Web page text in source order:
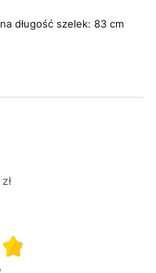
długość szelek: 83 cm